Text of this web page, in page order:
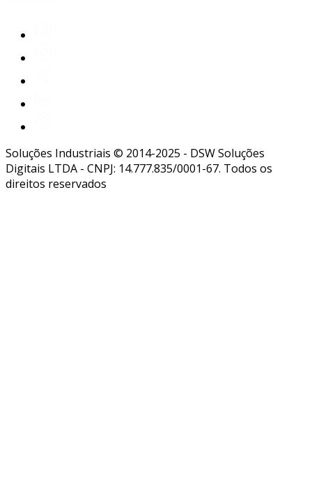
Soluções Industriais © 2014-2025 - DSW Soluções
Digitais LTDA - CNPJ: 14.777.835/0001-67. Todos os
direitos reservados